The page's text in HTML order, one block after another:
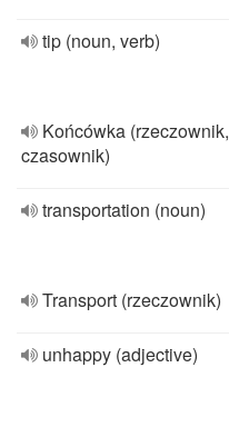
tip (noun, verb)
Końcówka (rzeczownik,
czasownik)
transportation (noun)
Transport (rzeczownik)
unhappy (adjective)